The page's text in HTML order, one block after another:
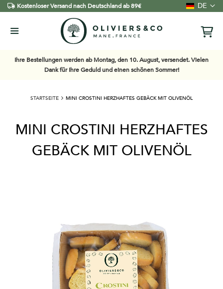
Kostenloser Versand nach Deutschland ab 89€ Sprache
DE
Ihre Bestellungen werden ab Montag, den 10. August, versendet. Vielen
Dank für Ihre Geduld und einen schönen Sommer!
STARTSEITE MINI CROSTINI HERZHAFTES GEBÄCK MIT OLIVENÖL
MINI CROSTINI HERZHAFTES
GEBÄCK MIT OLIVENÖL